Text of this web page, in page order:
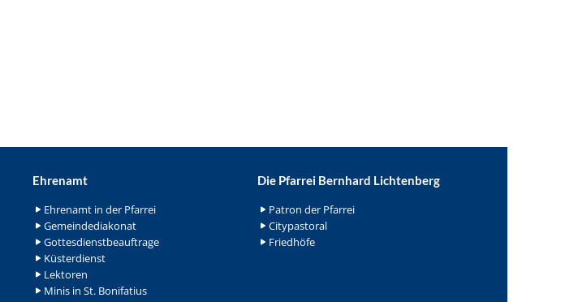
Ehrenamt
Ehrenamt in der Pfarrei
Gemeindediakonat
Gottesdienstbeauftrage
Küsterdienst
Lektoren
Minis in St. Bonifatius
Die Pfarrei Bernhard Lichtenberg
Patron der Pfarrei
Citypastoral
Friedhöfe